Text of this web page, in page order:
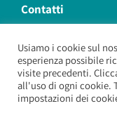
Contatti
339 8596707
(anche Whatsapp)
Usiamo i cookie sul
esperienza possibile
visite precedenti.
all'uso di ogni cookie.
impostazioni dei